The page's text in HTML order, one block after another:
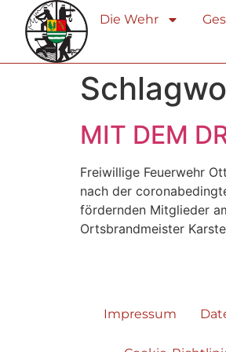
Die Wehr
MIT DEM
Freiwillige Feuerwehr
nach der
fördernden Mitglieder
Ortsbrandmeister
Impressum